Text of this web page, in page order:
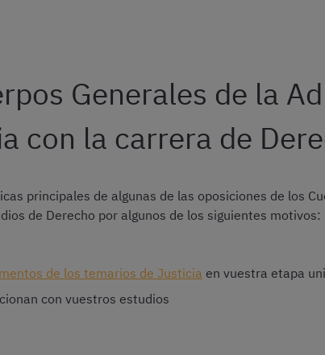
Generales de la
con la carrera de
principales de algunas de las oposiciones de los
de Derecho por algunos de los siguientes motivos:
de los temarios de Justicia en vuestra etapa
con vuestros estudios